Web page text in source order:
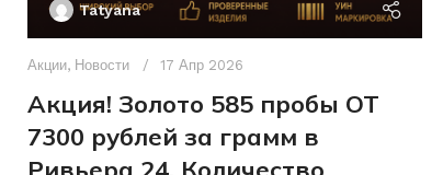
Tatyana
Акции, Новости 17 Апр 2026
Акция! Золото 585 пробы ОТ
7300 рублей за грамм в